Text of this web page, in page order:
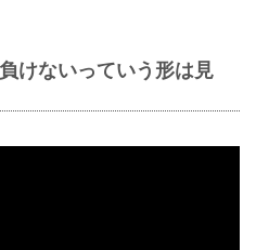
けないっていう形は見